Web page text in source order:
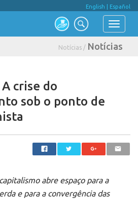
English Español
Notícias / Notícias
crise do
sob o ponto de
abre espaço para a
e para a convergência das